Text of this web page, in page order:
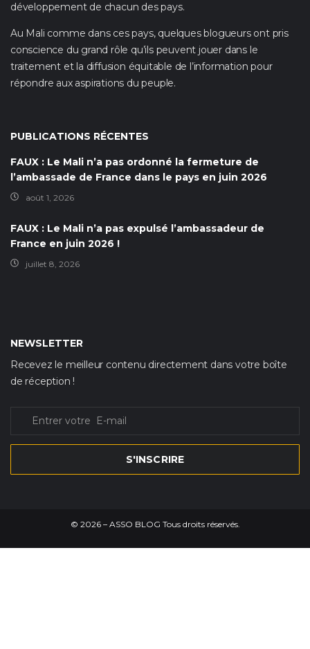
développement de chacun des pays.
Au Mali comme dans ces pays, quelques blogueurs ont pris
conscience du grand rôle qu’ils peuvent jouer dans le
traitement et la diffusion équitable de l’information pour
répondre aux aspirations du peuple.
PUBLICATIONS RÉCENTES
FAUX : Le Mali n’a pas ordonné la fermeture de
l’ambassade de France dans le pays en juin 2026
août 1, 2026
FAUX : Le Mali n’a pas expulsé l’ambassadeur de
France en juin 2026 !
juillet 8, 2026
NEWSLETTER
Recevez le meilleur contenu directement dans votre boîte
de réception !
S'INSCRIRE
© 2026– ASSO BLOG Tous droits réservés.